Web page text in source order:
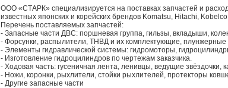
ООО «СТАРК» специализируется на поставках запчастей и
известных японских и корейских брендов Komatsu, Hitachi,
Перечень поставляемых запчастей:
- Запасные части ДВС: поршневая группа, гильзы, вкладыши,
- Форсунки, распылители, ТНВД и их комплектующие, плунжерные
- Элементы гидравлической системы: гидромоторы,
- Изготовление гидроцилиндров по чертежам заказчика.
- Ходовая часть: гусеничная лента, ленивцы, ведущие
- Ножи, коронки, рыхлители, стойки рыхлителей, протекторы
- Другие запасные части